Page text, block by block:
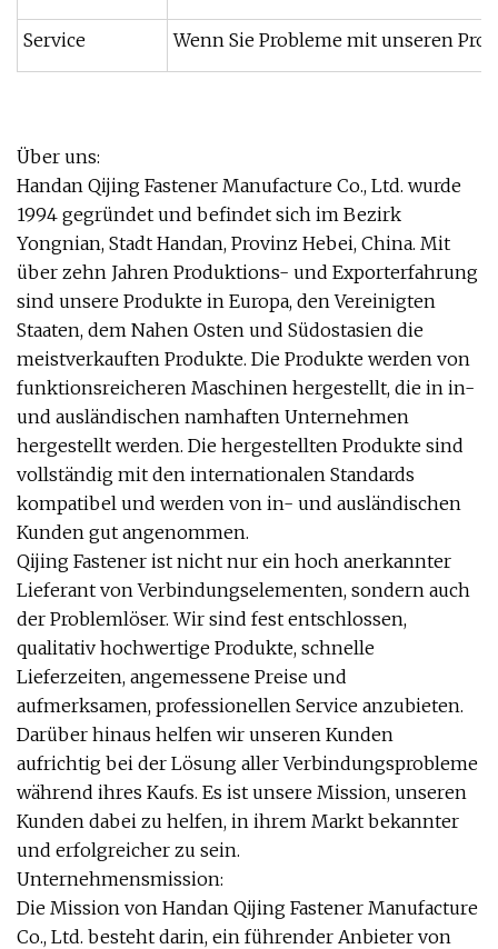
Service Wenn Sie Probleme mit unseren
Über uns:
Handan Qijing Fastener Manufacture Co., Ltd. wurde
1994 gegründet und befindet sich im Bezirk
Yongnian, Stadt Handan, Provinz Hebei, China. Mit
über zehn Jahren Produktions- und Exporterfahrung
sind unsere Produkte in Europa, den Vereinigten
Staaten, dem Nahen Osten und Südostasien die
meistverkauften Produkte. Die Produkte werden von
funktionsreicheren Maschinen hergestellt, die in in-
und ausländischen namhaften Unternehmen
hergestellt werden. Die hergestellten Produkte sind
vollständig mit den internationalen Standards
kompatibel und werden von in- und ausländischen
Kunden gut angenommen.
Qijing Fastener ist nicht nur ein hoch anerkannter
Lieferant von Verbindungselementen, sondern auch
der Problemlöser. Wir sind fest entschlossen,
qualitativ hochwertige Produkte, schnelle
Lieferzeiten, angemessene Preise und
aufmerksamen, professionellen Service anzubieten.
Darüber hinaus helfen wir unseren Kunden
aufrichtig bei der Lösung aller Verbindungsprobleme
während ihres Kaufs. Es ist unsere Mission, unseren
Kunden dabei zu helfen, in ihrem Markt bekannter
und erfolgreicher zu sein.
Unternehmensmission:
Die Mission von Handan Qijing Fastener Manufacture
Co., Ltd. besteht darin, ein führender Anbieter von